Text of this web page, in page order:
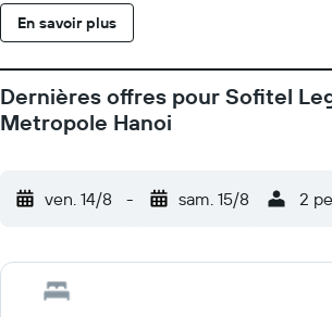
En savoir plus
Dernières offres pour Sofitel
Metropole Hanoi
ven. 14/8 - sam. 15/8 2